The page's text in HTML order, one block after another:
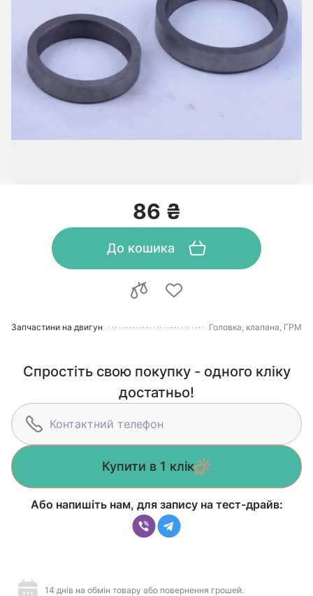
86 ₴
До кошика
Запчастини на двигун Головка, клапана, ГРМ
Спростіть свою покупку - одного кліку
достатньо!
Купити в 1 клік
Або напишіть нам, для запису на тест-драйв:
14 днів на обмін товару або повернення грошей.